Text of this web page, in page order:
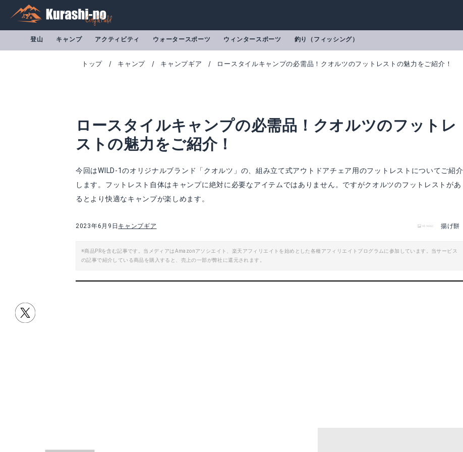
登山 キャンプ アクティビティ ウォータースポーツ ウィンタースポーツ 釣り（フィッシング）
トップ キャンプ キャンプギア ロースタイルキャンプの必需品！クオルツのフットレストの魅力をご紹介！
ロースタイルキャンプの必需品！クオルツのフットレ
ストの魅力をご紹介！
今回はWILD-1のオリジナルブランド「クオルツ」の、組み立て式アウトドアチェア用のフットレストについてご紹介
します。フットレスト自体はキャンプに絶対に必要なアイテムではありません。ですがクオルツのフットレストがあ
るとより快適なキャンプが楽しめます。
2023年6月9日 キャンプギア 揚げ餅
※商品PRを含む記事です。当メディアはAmazonアソシエイト、楽天アフィリエイトを始めとした各種アフィリエイトプログラムに参加しています。当サービス
の記事で紹介している商品を購入すると、売上の一部が弊社に還元されます。